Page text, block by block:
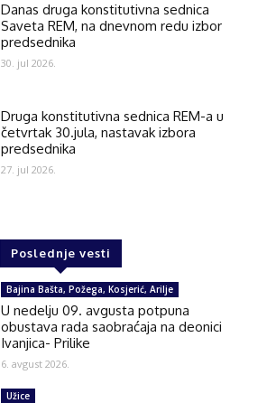
Danas druga konstitutivna sednica
Saveta REM, na dnevnom redu izbor
predsednika
30. jul 2026.
Druga konstitutivna sednica REM-a u
četvrtak 30.jula, nastavak izbora
predsednika
27. jul 2026.
Poslednje vesti
Bajina Bašta, Požega, Kosjerić, Arilje
U nedelju 09. avgusta potpuna
obustava rada saobraćaja na deonici
Ivanjica- Prilike
6. avgust 2026.
Užice